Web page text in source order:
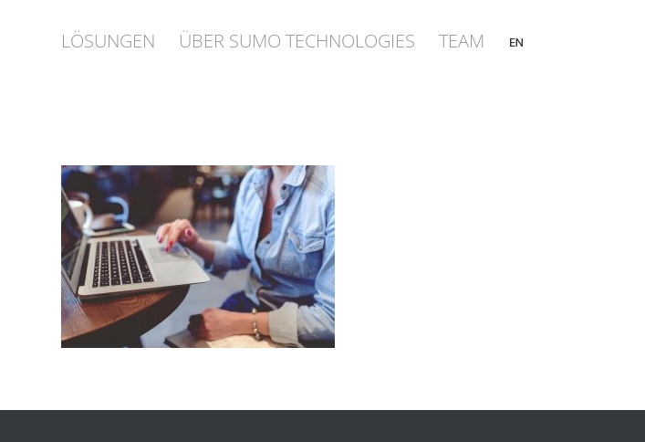
LÖSUNGEN ÜBER SUMO TECHNOLOGIES TEAM